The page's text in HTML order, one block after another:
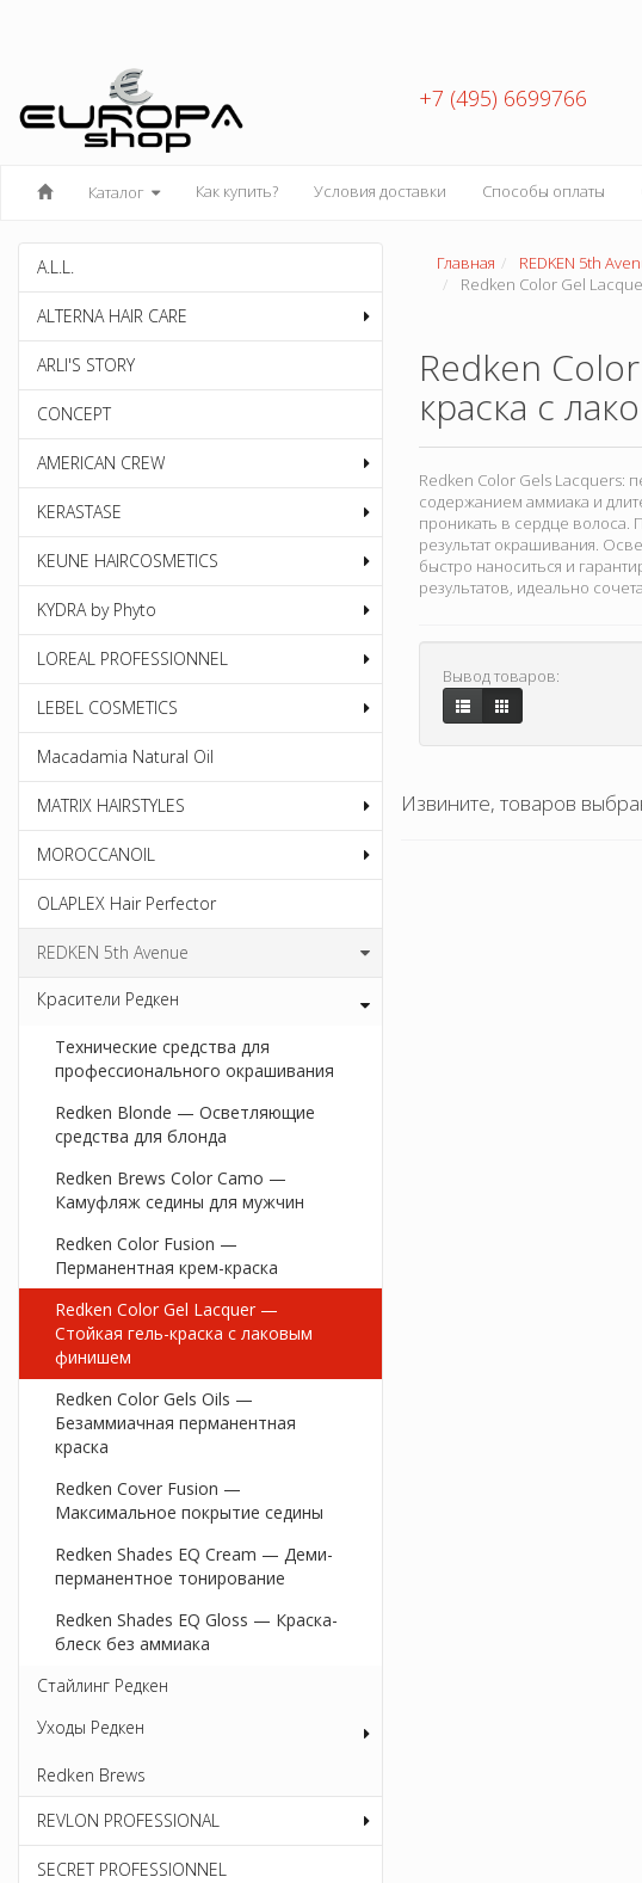
+7 (495) 6699766
Каталог Как купить? Условия доставки Способы оплаты
A.L.L.
ALTERNA HAIR CARE
ARLI'S STORY
CONCEPT
AMERICAN CREW
KERASTASE
KEUNE HAIRCOSMETICS
KYDRA by Phyto
LOREAL PROFESSIONNEL
LEBEL COSMETICS
Macadamia Natural Oil
MATRIX HAIRSTYLES
MOROCCANOIL
OLAPLEX Hair Perfector
REDKEN 5th Avenue
Красители Редкен
Технические средства для
профессионального окрашивания
Redken Blonde — Осветляющие
средства для блонда
Redken Brews Color Camo —
Камуфляж седины для мужчин
Redken Color Fusion —
Перманентная крем-краска
Redken Color Gel Lacquer —
Стойкая гель-краска с лаковым
финишем
Redken Color Gels Oils —
Безаммиачная перманентная
краска
Redken Cover Fusion —
Максимальное покрытие седины
Redken Shades EQ Cream — Деми-
перманентное тонирование
Redken Shades EQ Gloss — Краска-
блеск без аммиака
Стайлинг Редкен
Уходы Редкен
Redken Brews
REVLON PROFESSIONAL
SECRET PROFESSIONNEL
Главная REDKEN 5th
Redken Color Gel
Redken
краска с
Redken Color Gels Lacquers:
содержанием аммиака и
проникать в сердце волоса.
результат окрашивания.
быстро наноситься и
результатов, идеально
Вывод товаров:
Извините, товаров